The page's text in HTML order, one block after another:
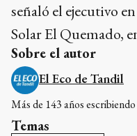
señaló el ejecutivo
Solar El Quemado,
Sobre el autor
El Eco de Tandil
Más de 143 años
Temas